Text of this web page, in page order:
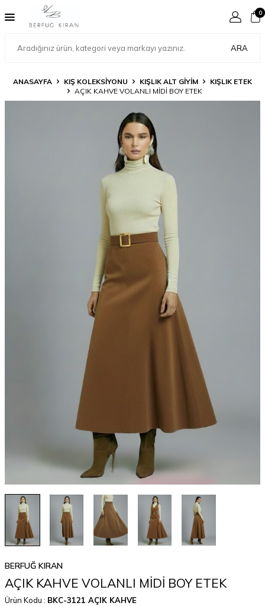
ARA
0
ANASAYFA KIŞ KOLEKSİYONU KIŞLIK ALT GİYİM
KIŞLIK ETEK
AÇIK KAHVE VOLANLI MİDİ BOY ETEK
BERFUĞ KIRAN
AÇIK KAHVE VOLANLI MİDİ BOY ETEK
Ürün Kodu : BKC-3121 AÇIK KAHVE